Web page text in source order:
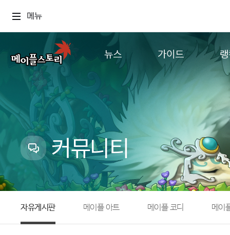
메뉴
뉴스
업데이트
이벤트
캐시샵 공지
메이플 알림판
with maple
가이드
추가정보
컨텐
커뮤니티
자유게시판 메이플 아트 메이플 코디 메이